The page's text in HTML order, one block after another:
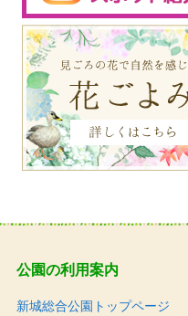
公園の利用案内
新城総合公園トップページ